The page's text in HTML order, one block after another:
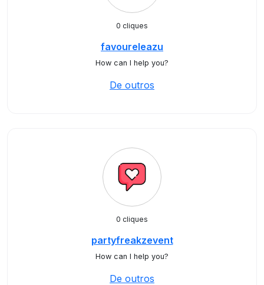
0 cliques
favoureleazu
How can I help you?
De outros
0 cliques
partyfreakzevent
How can I help you?
De outros